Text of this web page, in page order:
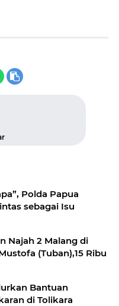
Polda Papua
sebagai Isu
Najah 2 Malang di
(Tuban),15 Ribu
Bantuan
di Tolikara